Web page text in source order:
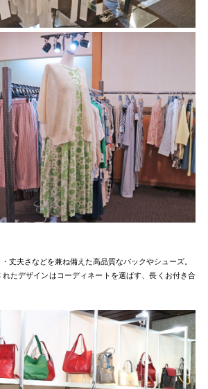
丈夫さなどを兼ね備えた高品質なバックやシューズ。
たデザインはコーディネートを選ばす、長くお付き合